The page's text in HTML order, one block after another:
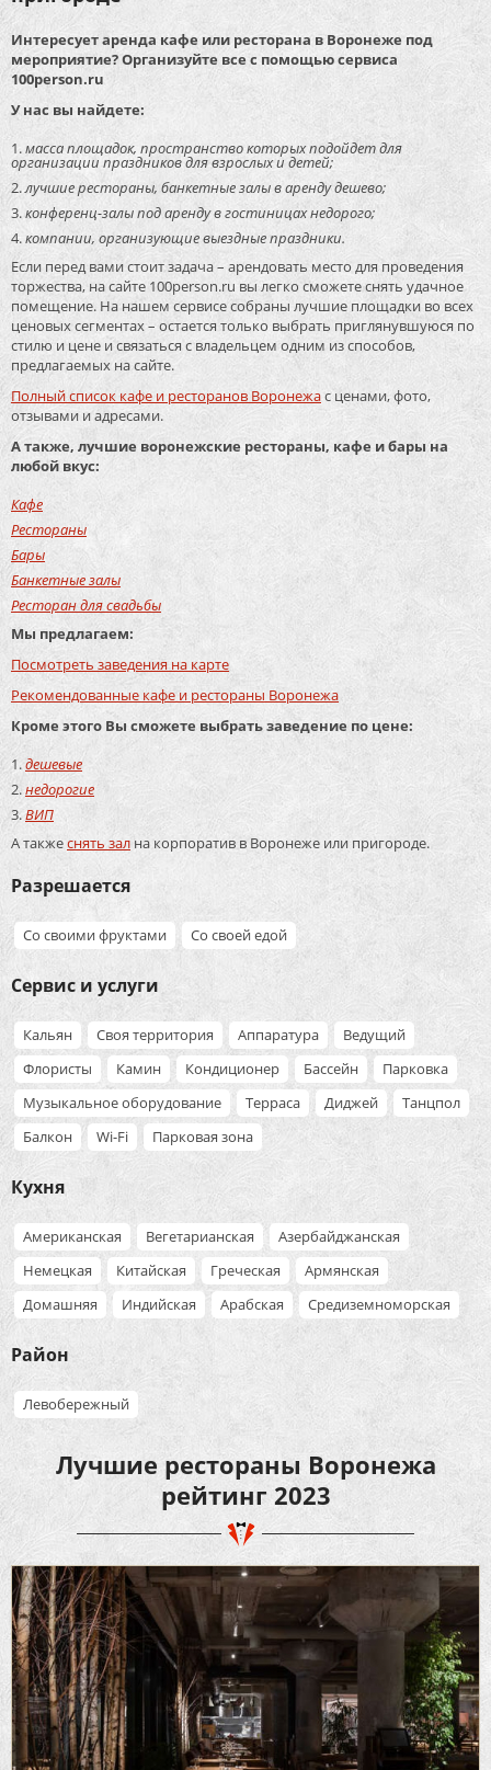
Интересует аренда кафе или ресторана в Воронеже под
мероприятие? Организуйте все с помощью сервиса
100person.ru
У нас вы найдете:
масса площадок, пространство которых подойдет для
организации праздников для взрослых и детей;
лучшие рестораны, банкетные залы в аренду дешево;
конференц-залы под аренду в гостиницах недорого;
компании, организующие выездные праздники.
Если перед вами стоит задача – арендовать место для проведения
торжества, на сайте 100person.ru вы легко сможете снять удачное
помещение. На нашем сервисе собраны лучшие площадки во всех
ценовых сегментах – остается только выбрать приглянувшуюся по
стилю и цене и связаться с владельцем одним из способов,
предлагаемых на сайте.
Полный список кафе и ресторанов Воронежас ценами, фото,
отзывами и адресами.
А также, лучшие воронежские рестораны, кафе и бары на
любой вкус:
Кафе
Рестораны
Бары
Банкетные залы
Ресторан для свадьбы
Мы предлагаем:
Посмотреть заведения на карте
Рекомендованные кафе и рестораны Воронежа
Кроме этого Вы сможете выбрать заведение по цене:
дешевые
недорогие
ВИП
А такжеснять зал на корпоратив в Воронеже или пригороде.
Разрешается
Со своими фруктами Со своей едой
Сервис и услуги
Кальян Своя территория Аппаратура
Ведущий
Флористы
Камин Кондиционер Бассейн
Парковка
Музыкальное оборудование
Терраса Диджей
Танцпол
Балкон
Wi-Fi Парковая зона
Кухня
Американская Вегетарианская
Азербайджанская
Немецкая
Китайская Греческая
Армянская
Домашняя
Индийская Арабская Средиземноморская
Район
Левобережный
Лучшие рестораны Воронежа
рейтинг 2023